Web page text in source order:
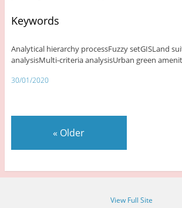
Keywords
Analytical hierarchy processFuzzy setGISLand
analysisMulti-criteria analysisUrban green
30/01/2020
« Older
View Full Site